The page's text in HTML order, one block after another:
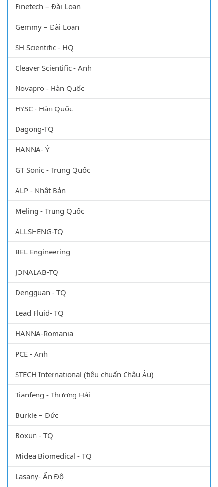
Finetech – Đài Loan
Gemmy – Đài Loan
SH Scientific - HQ
Cleaver Scientific - Anh
Novapro - Hàn Quốc
HYSC - Hàn Quốc
Dagong-TQ
HANNA- Ý
GT Sonic - Trung Quốc
ALP - Nhật Bản
Meling - Trung Quốc
ALLSHENG-TQ
BEL Engineering
JONALAB-TQ
Dengguan - TQ
Lead Fluid- TQ
HANNA-Romania
PCE - Anh
STECH International (tiêu chuẩn Châu Âu)
Tianfeng - Thượng Hải
Burkle – Đức
Boxun - TQ
Midea Biomedical - TQ
Lasany- Ấn Độ